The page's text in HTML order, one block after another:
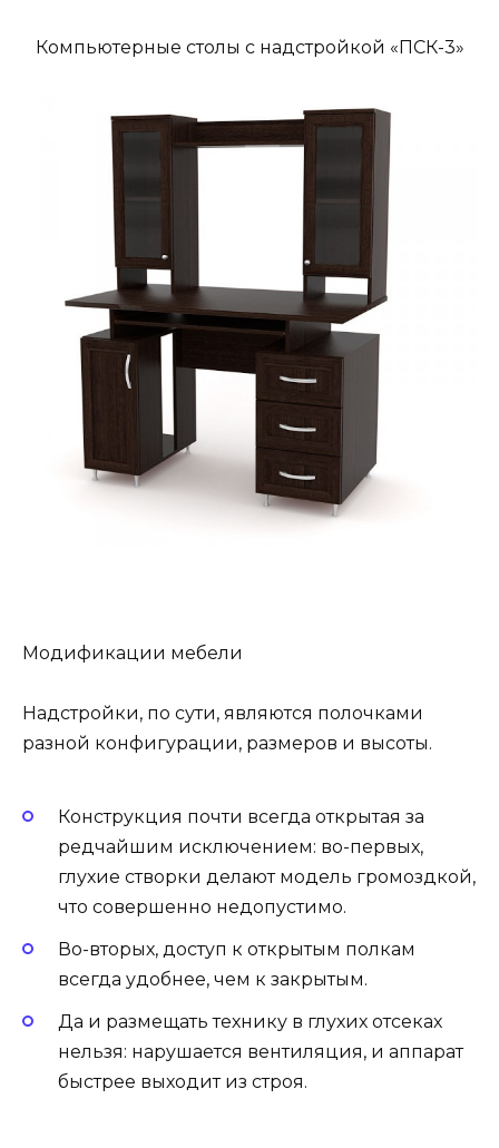
Компьютерные столы с надстройкой «ПСК-3»
Модификации мебели
Надстройки, по сути, являются полочками
разной конфигурации, размеров и высоты.
Конструкция почти всегда открытая за
редчайшим исключением: во-первых,
глухие створки делают модель громоздкой,
что совершенно недопустимо.
Во-вторых, доступ к открытым полкам
всегда удобнее, чем к закрытым.
Да и размещать технику в глухих отсеках
нельзя: нарушается вентиляция, и аппарат
быстрее выходит из строя.